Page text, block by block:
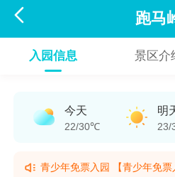
 跑马
入园信息 景区介
今天
22/30℃
明
青少年免票入园 【青少年免